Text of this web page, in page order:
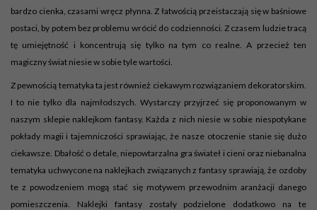
bardzo cienka, czasami wręcz płynna. Z łatwością przeistaczają się w baśniowe
postaci, by potem bez problemu wrócić do codzienności. Z czasem ludzie tracą
tę umiejętność i koncentrują się tylko na tym co realne. A przecież ten
magiczny świat niesie w sobie tyle wartości.
Z pewnością tematyka ta jest również ciekawym rozwiązaniem dekoratorskim.
I to nie tylko dla najmłodszych. Wystarczy przyjrzeć się proponowanym w
naszym sklepie naklejkom fantasy. Każda z nich niesie w sobie niespotykane
pokłady magii i tajemniczości sprawiając, że nasze otoczenie stanie się dużo
ciekawsze. Dbałość o detale, niepowtarzalna gra świateł i cieni oraz niebanalna
tematyka uchwycone na naklejkach związanych z fantasy sprawiają, że ozdoby
te z powodzeniem mogą stać się motywem przewodnim aranżacji danego
pomieszczenia. Naklejki fantasy zostały podzielone dodatkowo na te